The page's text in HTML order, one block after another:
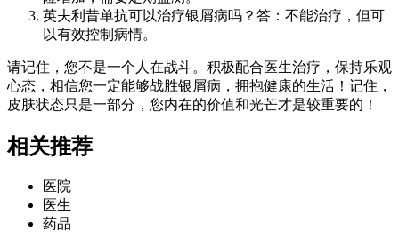
英夫利昔单抗可以治疗银屑病吗？答：不能治疗，但可
以有效控制病情。
请记住，您不是一个人在战斗。积极配合医生治疗，保持乐观
心态，相信您一定能够战胜银屑病，拥抱健康的生活！记住，
皮肤状态只是一部分，您内在的价值和光芒才是较重要的！
相关推荐
医院
医生
药品